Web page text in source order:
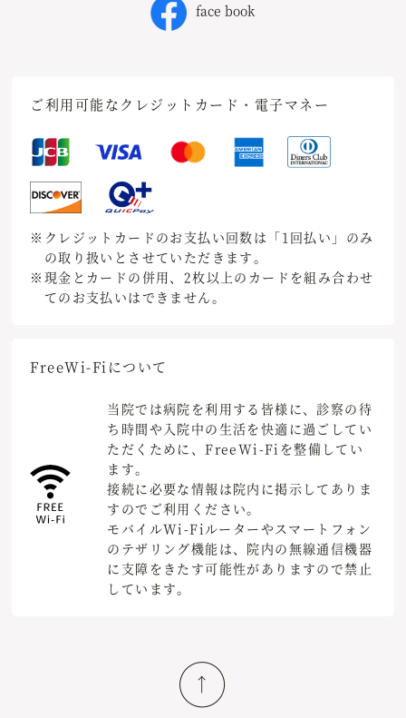
face book
ご利用可能なクレジットカード・電子マネー
※クレジットカードのお支払い回数は「1回払い」のみ
の取り扱いとさせていただきます。
※現金とカードの併用、2枚以上のカードを組み合わせ
てのお支払いはできません。
FreeWi-Fiについて
当院では病院を利用する皆様に、診察の待
ち時間や入院中の生活を快適に過ごしてい
ただくために、FreeWi-Fiを整備してい
ます。
接続に必要な情報は院内に掲示してありま
すのでご利用ください。
モバイルWi-Fiルーターやスマートフォン
のテザリング機能は、院内の無線通信機器
に支障をきたす可能性がありますので禁止
しています。